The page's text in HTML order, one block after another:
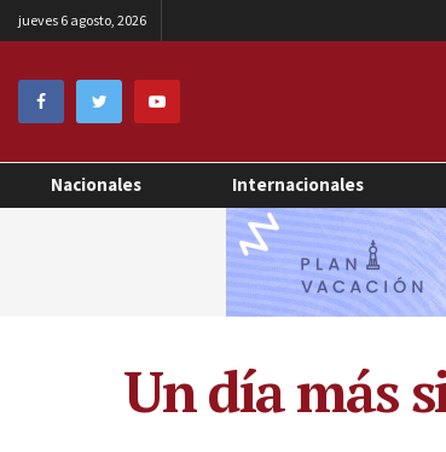
jueves 6 agosto, 2026
Nacionales Internacionales
Un día más